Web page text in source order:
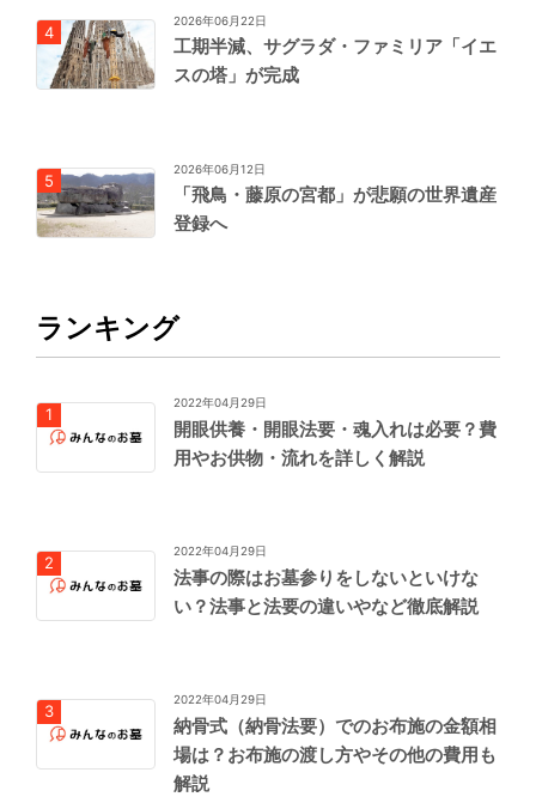
2026年06月22日
工期半減、サグラダ・ファミリア「イエ
スの塔」が完成
2026年06月12日
「飛鳥・藤原の宮都」が悲願の世界遺産
登録へ
ランキング
2022年04月29日
開眼供養・開眼法要・魂入れは必要？費
用やお供物・流れを詳しく解説
2022年04月29日
法事の際はお墓参りをしないといけな
い？法事と法要の違いやなど徹底解説
2022年04月29日
納骨式（納骨法要）でのお布施の金額相
場は？お布施の渡し方やその他の費用も
解説